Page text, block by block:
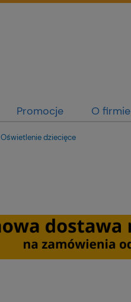
Promocje O firmie
Oświetlenie dziecięce